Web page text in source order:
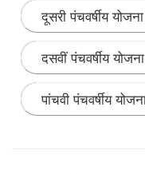
दूसरी पंचवर्षीय योजना
दसवीं पंचवर्षीय योजना
पांचवी पंचवर्षीय